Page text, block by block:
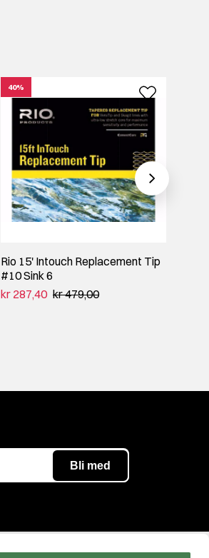
40%
Rio 15' Intouch Replacement Tip
#10 Sink 6
kr 287,40 kr 479,00